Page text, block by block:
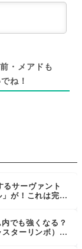
・メアドも
ね！
サーヴァント
が！これは完全
人の理知的なメ
でも強くなる？
ターリンボ）と